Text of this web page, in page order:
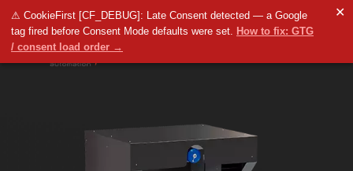
⚠ CookieFirst [CF_DEBUG]: Late Consent detected — a Google
tag fired before Consent Mode defaults were set. How to fix: GTG
/ consent load order →
✕